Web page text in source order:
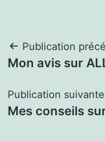
Navigation
de
l’article
Publication
Mon avis sur
Publication suivante
Mes conseils